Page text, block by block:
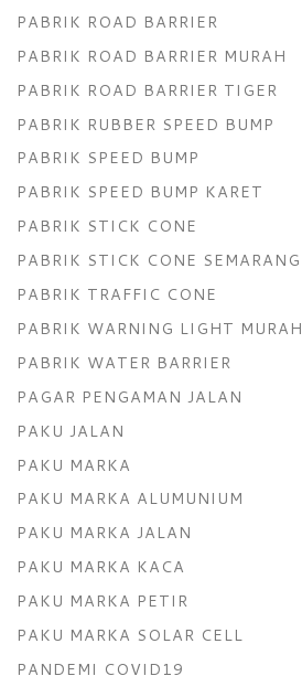
PABRIK ROAD BARRIER
PABRIK ROAD BARRIER MURAH
PABRIK ROAD BARRIER TIGER
PABRIK RUBBER SPEED BUMP
PABRIK SPEED BUMP
PABRIK SPEED BUMP KARET
PABRIK STICK CONE
PABRIK STICK CONE SEMARANG
PABRIK TRAFFIC CONE
PABRIK WARNING LIGHT MURAH
PABRIK WATER BARRIER
PAGAR PENGAMAN JALAN
PAKU JALAN
PAKU MARKA
PAKU MARKA ALUMUNIUM
PAKU MARKA JALAN
PAKU MARKA KACA
PAKU MARKA PETIR
PAKU MARKA SOLAR CELL
PANDEMI COVID19